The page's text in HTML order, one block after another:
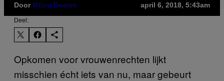
Door Milou Deelen april 6, 2018, 5:43am
Deel:
Opkomen voor vrouwenrechten lijkt
misschien écht iets van nu, maar gebeurt